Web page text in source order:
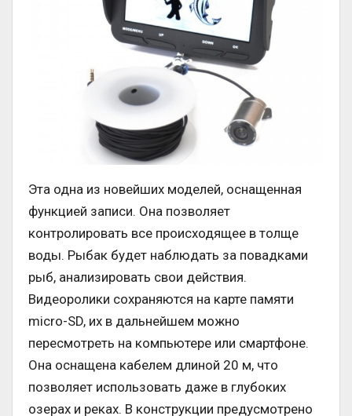
Эта одна из новейших моделей, оснащенная
функцией записи. Она позволяет
контролировать все происходящее в толще
воды. Рыбак будет наблюдать за повадками
рыб, анализировать свои действия.
Видеоролики сохраняются на карте памяти
micro-SD, их в дальнейшем можно
пересмотреть на компьютере или смартфоне.
Она оснащена кабелем длиной 20 м, что
позволяет использовать даже в глубоких
озерах и реках. В конструкции предусмотрено